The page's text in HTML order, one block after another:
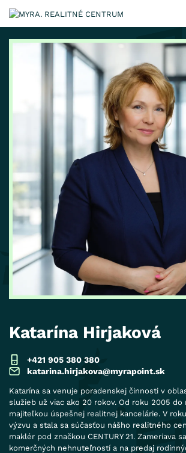
Katarína Hirjaková
+421 905 380 380
katarina.hirjakova@myrapoint.sk
Katarína sa venuje poradenskej činnosti v
služieb už viac ako 20 rokov. Od roku 2005 do
majiteľkou úspešnej realitnej kancelárie. V
výzvu a stala sa súčasťou nášho realitného
maklér pod značkou CENTURY 21. Zameriava
komerčných nehnuteľností a na predaj